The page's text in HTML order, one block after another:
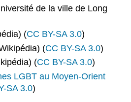
de la ville de Long
(CC BY-SA 3.0)
(CC BY-SA 3.0)
(CC BY-SA 3.0)
LGBT au Moyen-Orient
SA 3.0)